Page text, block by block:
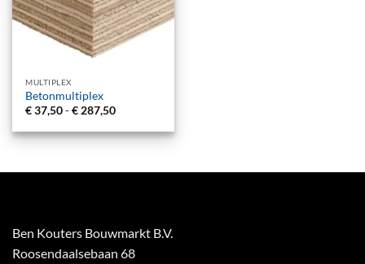
MULTIPLEX
Betonmultiplex
€37,50-€287,50Prijsklasse:
tot
€ 287,50
Ben Kouters Bouwmarkt B.V.
Roosendaalsebaan 68